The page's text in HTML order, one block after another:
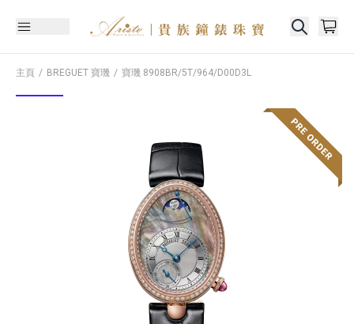
主頁 BREGUET 寶璣 寶璣 8908BR/5T/964/D00D3L